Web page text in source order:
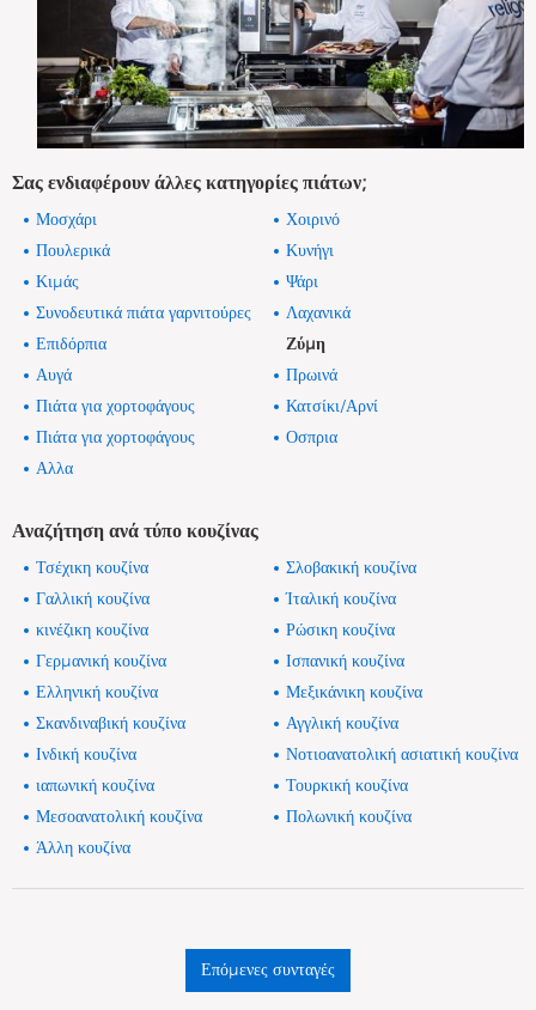
Σας ενδιαφέρουν άλλες κατηγορίες πιάτων;
Μοσχάρι
Χοιρινό
Πουλερικά
Κυνήγι
Κιμάς
Ψάρι
Συνοδευτικά πιάτα γαρνιτούρες
Λαχανικά
Επιδόρπια
Ζύμη
Αυγά
Πρωινά
Πιάτα για χορτοφάγους
Κατσίκι/Αρνί
Πιάτα για χορτοφάγους
Οσπρια
Αλλα
Αναζήτηση ανά τύπο κουζίνας
Τσέχικη κουζίνα
Σλοβακική κουζίνα
Γαλλική κουζίνα
Ίταλική κουζίνα
κινέζικη κουζίνα
Ρώσικη κουζίνα
Γερμανική κουζίνα
Ισπανική κουζίνα
Ελληνική κουζίνα
Μεξικάνικη κουζίνα
Σκανδιναβική κουζίνα
Αγγλική κουζίνα
Ινδική κουζίνα
Νοτιοανατολική ασιατική κουζίνα
ιαπωνική κουζίνα
Τουρκική κουζίνα
Μεσοανατολική κουζίνα
Πολωνική κουζίνα
Άλλη κουζίνα
Επόμενες συνταγές